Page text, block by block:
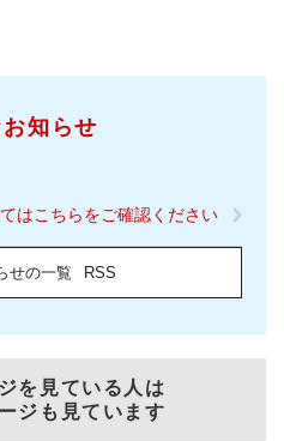
知らせ
はこちらをご確認ください
せの一覧 RSS
を見ている人は
ジも見ています